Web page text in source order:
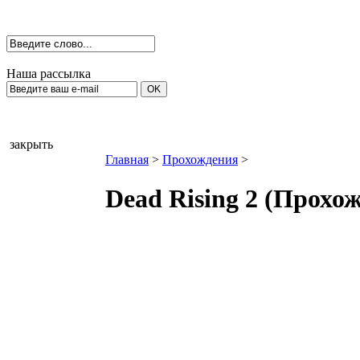
Наша рассылка
закрыть
Главная > Прохождения >
Dead Rising 2